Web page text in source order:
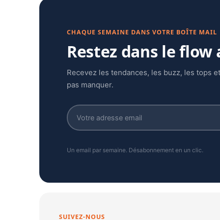
CHAQUE SEMAINE DANS VOTRE BOÎTE MAIL
Restez dans le
Recevez les tendances, les buzz, les tops
pas manquer.
Un email par semaine. Désabonnement en un clic.
SUIVEZ-NOUS